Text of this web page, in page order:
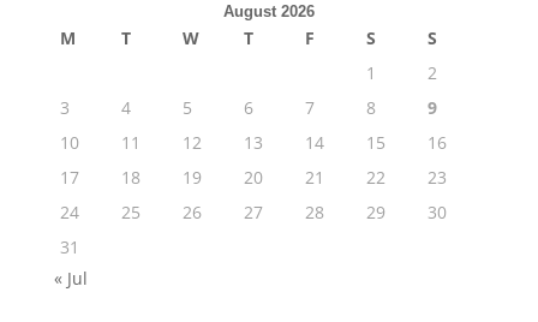
August 2026
M T W T F S
S
1
2
3
4 5 6 7 8
9
10
11 12 13 14 15
16
17
18 19 20 21 22
23
24
25 26 27 28 29
30
31
« Jul